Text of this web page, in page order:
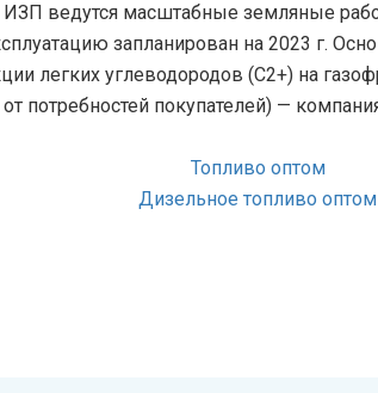
ведутся масштабные земляные
запланирован на 2023 г.
легких углеводородов (С2+) на
потребностей покупателей) —
Топливо оптом
Дизельное топливо оптом